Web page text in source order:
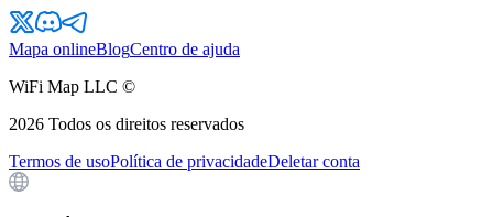
Mapa onlineBlogCentro de ajuda
WiFi Map LLC ©
2026 Todos os direitos reservados
Termos de usoPolítica de privacidadeDeletar conta